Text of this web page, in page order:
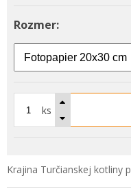
Rozmer:
ks
Krajina Turčianskej kotliny